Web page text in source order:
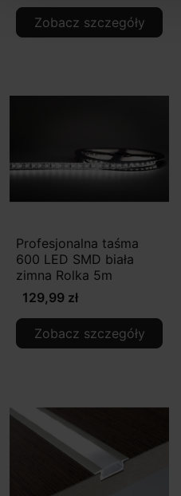
Zobacz szczegóły
Profesjonalna taśma
600 LED SMD biała
zimna Rolka 5m
129,99 zł
Zobacz szczegóły